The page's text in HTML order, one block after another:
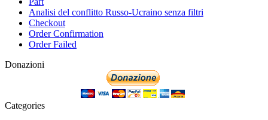
Analisi del conflitto Russo-Ucraino senza filtri
Checkout
Order Confirmation
Order Failed
Donazioni
Categories